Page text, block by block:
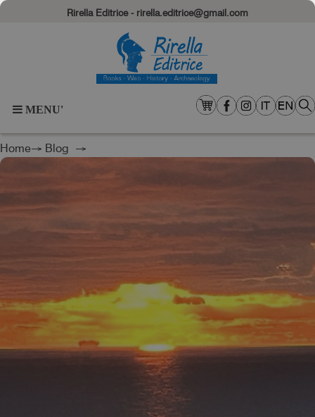
Rirella Editrice - rirella.editrice@gmail.com
MENU'
Home→ Blog →